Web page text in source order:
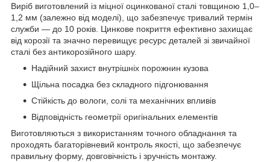
Виріб виготовлений із міцної оцинкованої сталі товщиною 1,0–
1,2 мм (залежно від моделі), що забезпечує тривалий термін
служби — до 10 років. Цинкове покриття ефективно захищає
від корозії та значно перевищує ресурс деталей зі звичайної
сталі без антикорозійного шару.
Надійний захист внутрішніх порожнин кузова
Щільна посадка без складного підгонювання
Стійкість до вологи, солі та механічних впливів
Відповідність геометрії оригінальних елементів
Виготовляються з використанням точного обладнання та
проходять багаторівневий контроль якості, що забезпечує
правильну форму, довговічність і зручність монтажу.